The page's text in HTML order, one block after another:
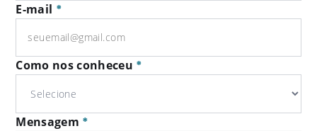
E-mail *
Como nos conheceu *
Mensagem *